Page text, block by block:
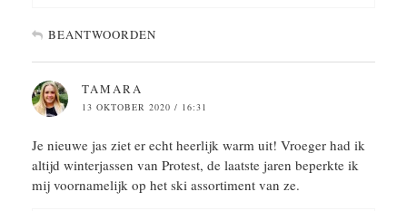
BEANTWOORDEN
TAMARA
13 OKTOBER 2020 / 16:31
Je nieuwe jas ziet er echt heerlijk warm uit! Vroeger had ik
altijd winterjassen van Protest, de laatste jaren beperkte ik
mij voornamelijk op het ski assortiment van ze.